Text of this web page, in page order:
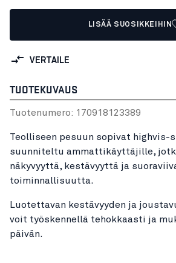
LISÄÄ SUOSIKKEIHIN
VERTAILE
TUOTEKUVAUS
Tuotenumero: 170918123389
Teolliseen pesuun sopivat highvis-
suunniteltu ammattikäyttäjille,
näkyvyyttä, kestävyyttä ja
toiminnallisuutta.
Luotettavan kestävyyden ja
voit työskennellä tehokkaasti ja
päivän.